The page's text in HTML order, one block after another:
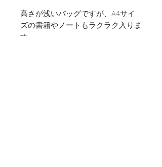
高さが浅いバッグですが、A4サイ
ズの書籍やノートもラクラク入りま
す。